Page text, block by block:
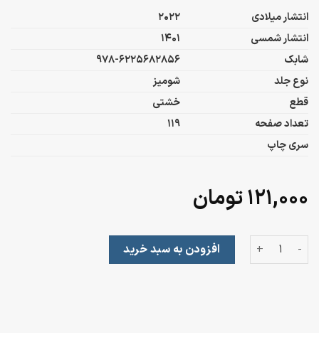
انتشار میلادی
2022
انتشار شمسی
1401
شابک
978-6225682856
نوع جلد
شومیز
قطع
خشتی
تعداد صفحه
119
سری چاپ
۱۲۱,۰۰۰تومان
آدر عدد افزودن به سبد خرید